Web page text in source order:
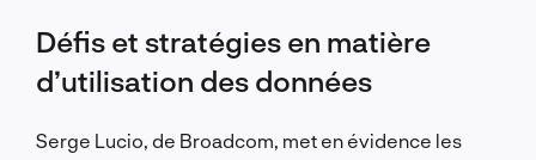
Défis et stratégies en matière
d’utilisation des données
Serge Lucio, de Broadcom, met en évidence les